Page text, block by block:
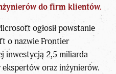
do firm klientów.
ogłosił powstanie
o nazwie Frontier
inwestycją 2,5 miliarda
oraz inżynierów.